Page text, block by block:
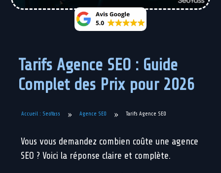
Tarifs Agence SEO : Guide
Complet des Prix pour 2026
Accueil : SeoYass » Agence SEO » Tarifs Agence SEO
Vous vous demandez combien coûte une agence
SEO ? Voici la réponse claire et complète.